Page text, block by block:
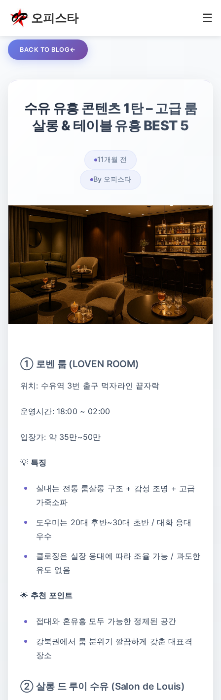
오피스타 ☰
BACK TO BLOG
수유 유흥 콘텐츠 1탄 – 고급 룸
살롱 & 테이블 유흥 BEST 5
11개월 전
By 오피스타
① 로벤 룸 (LOVEN ROOM)
위치: 수유역 3번 출구 먹자라인 끝자락
운영시간: 18:00 ~ 02:00
입장가: 약 35만~50만
💡 특징
실내는 전통 룸살롱 구조 + 감성 조명 + 고급
가죽소파
도우미는 20대 후반~30대 초반 / 대화 응대
우수
클로징은 실장 응대에 따라 조율 가능 / 과도한
유도 없음
🌟 추천 포인트
접대와 혼유흥 모두 가능한 정제된 공간
강북권에서 룸 분위기 깔끔하게 갖춘 대표격
장소
② 살롱 드 루이 수유 (Salon de Louis)